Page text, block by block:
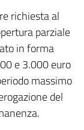
richiesta al
parziale
in forma
e 3.000 euro
massimo
del